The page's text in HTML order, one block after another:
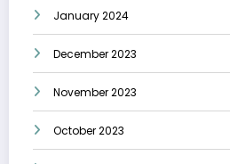
January 2024
December 2023
November 2023
October 2023